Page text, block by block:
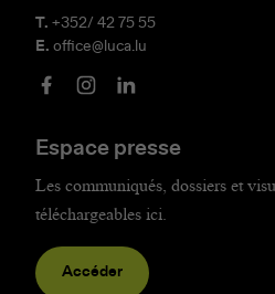
T. +352/ 42 75 55
E. office@luca.lu
Espace presse
Les communiqués, dossiers et
téléchargeables ici.
Accéder